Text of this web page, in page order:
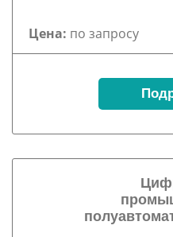
Цена: по запросу